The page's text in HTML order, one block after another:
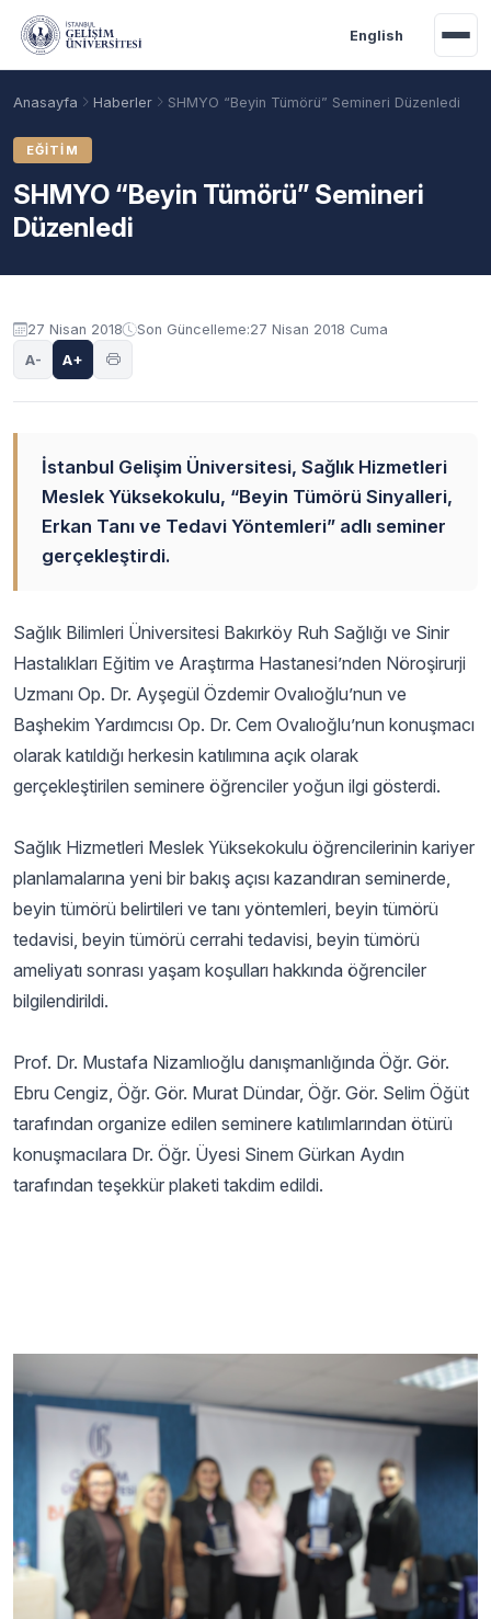
Ana içeriğe geç
English
Akademik Takvim
Anasayfa Haberler SHMYO “Beyin Tümörü” Semineri Düzenledi
EĞITIM
SHMYO “Beyin Tümörü” Semineri
Düzenledi
27 Nisan 2018 Son Güncelleme:27 Nisan 2018 Cuma
A- A+
İstanbul Gelişim Üniversitesi, Sağlık Hizmetleri
Meslek Yüksekokulu, “Beyin Tümörü Sinyalleri,
Erkan Tanı ve Tedavi Yöntemleri” adlı seminer
gerçekleştirdi.
Sağlık Bilimleri Üniversitesi Bakırköy Ruh Sağlığı ve Sinir
Hastalıkları Eğitim ve Araştırma Hastanesi’nden Nöroşirurji
Uzmanı Op. Dr. Ayşegül Özdemir Ovalıoğlu’nun ve
Başhekim Yardımcısı Op. Dr. Cem Ovalıoğlu’nun konuşmacı
olarak katıldığı herkesin katılımına açık olarak
gerçekleştirilen seminere öğrenciler yoğun ilgi gösterdi.
Sağlık Hizmetleri Meslek Yüksekokulu öğrencilerinin kariyer
planlamalarına yeni bir bakış açısı kazandıran seminerde,
beyin tümörü belirtileri ve tanı yöntemleri, beyin tümörü
tedavisi, beyin tümörü cerrahi tedavisi, beyin tümörü
ameliyatı sonrası yaşam koşulları hakkında öğrenciler
bilgilendirildi.
Prof. Dr. Mustafa Nizamlıoğlu danışmanlığında Öğr. Gör.
Ebru Cengiz, Öğr. Gör. Murat Dündar, Öğr. Gör. Selim Öğüt
tarafından organize edilen seminere katılımlarından ötürü
konuşmacılara Dr. Öğr. Üyesi Sinem Gürkan Aydın
tarafından teşekkür plaketi takdim edildi.